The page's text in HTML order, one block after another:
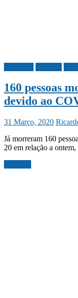
160 pessoas
devido ao
31 Março, 2020
Já morreram 160
20 em relação a